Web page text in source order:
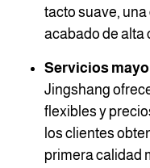
tacto suave,
acabado de alta
Servicios
Jingshang
flexibles y
los clientes
primera calidad